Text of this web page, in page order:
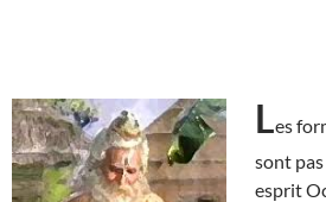
Les
sont
esprit